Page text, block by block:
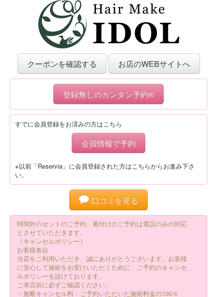
クーポンを確認する お店のWEBサイトへ
登録無しのカンタン予約®
すでに会員登録をお済みの方はこちら
会員情報で予約
※以前「Reservia」に会員登録された方はこちらからお進み下さ
い。
口コミを見る
時間外のセットのご予約、着付けのご予約は電話のみの対応
とさせていただきます。
（キャンセルポリシー）
お客様各位
当店をご利用いただき、誠にありがとうございます。お客様
に安心して施術をお受けいただくために、ご予約のキャンセ
ルポリシーを設けております。
ご来店前に必ずご確認ください。
・無断キャンセル料：ご予約いただいた施術料金の100％